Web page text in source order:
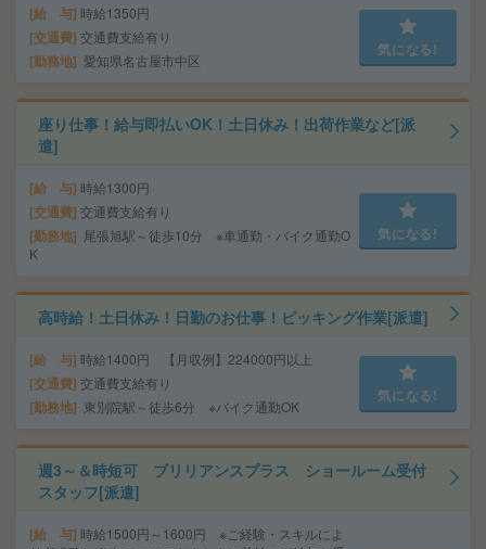
給 与 時給1350円
交通費 交通費支給有り
勤務地 愛知県名古屋市中区
気になる!
座り仕事！給与即払いOK！土日休み！出荷作業など[派
遣]
給 与 時給1300円
交通費 交通費支給有り
勤務地
尾張旭駅～徒歩10分 ※車通勤・バイク通勤O
K
気になる!
高時給！土日休み！日勤のお仕事！ピッキング作業[派遣]
給 与 時給1400円 【月収例】224000円以上
交通費 交通費支給有り
勤務地 東別院駅～徒歩6分 ※バイク通勤OK
気になる!
週3～＆時短可 ブリリアンスプラス ショールーム受付
スタッフ[派遣]
給 与 時給1500円～1600円 ※ご経験・スキルによ